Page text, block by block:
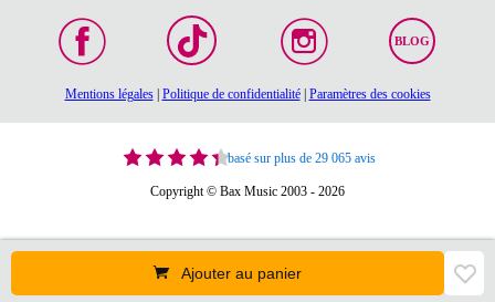
Ajouter au panier
BLOG
Mentions légales| Politique de confidentialité| Paramètres des cookies
basé sur plus de 29 065 avis
Copyright © Bax Music 2003 - 2026